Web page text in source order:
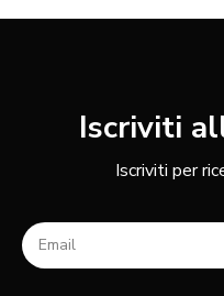
Iscriviti
Iscriviti per